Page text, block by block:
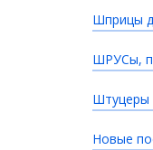
Шприцы
ШРУСы,
Штуцеры
Новые